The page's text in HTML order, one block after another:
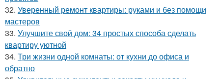
32. Уверенный ремонт квартиры: руками и без помощи
мастеров
33. Улучшите свой дом: 34 простых способа сделать
квартиру уютной
34. Три жизни одной комнаты: от кухни до офиса и
обратно